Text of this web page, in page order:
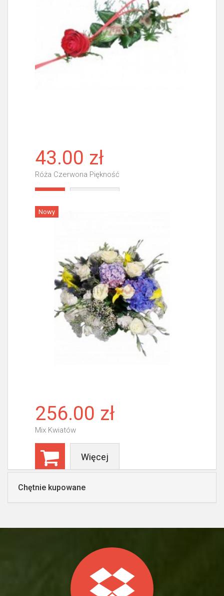
43.00 zł
Róża Czerwona Piękność
Nowy
256.00 zł
Mix Kwiatów
Więcej
Chętnie kupowane